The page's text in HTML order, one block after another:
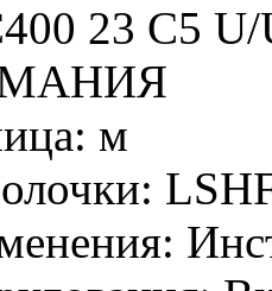
23 C5
м